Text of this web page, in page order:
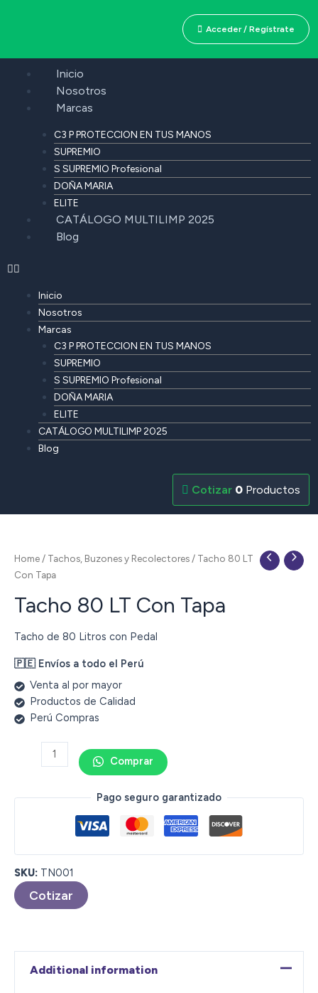
Acceder / Regístrate
Inicio
Nosotros
Marcas
C3 P PROTECCION EN TUS MANOS
SUPREMIO
S SUPREMIO Profesional
DOÑA MARIA
ELITE
CATÁLOGO MULTILIMP 2025
Blog
Inicio
Nosotros
Marcas
C3 P PROTECCION EN TUS MANOS
SUPREMIO
S SUPREMIO Profesional
DOÑA MARIA
ELITE
CATÁLOGO MULTILIMP 2025
Blog
0 Productos
Home / Tachos, Buzones y Recolectores / Tacho 80 LT
Con Tapa
Tacho 80 LT Con Tapa
Tacho de 80 Litros con Pedal
🇵🇪 Envíos a todo el Perú
Venta al por mayor
Productos de Calidad
Perú Compras
Comprar
Pago seguro garantizado
SKU: TN001
Cotizar
Additional information